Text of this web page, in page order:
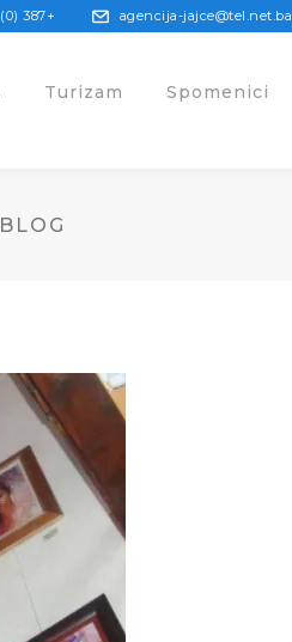
agencija-jajce@tel.net.ba
+387 (0) 30 658 268
Turizam Spomenici
BLOG